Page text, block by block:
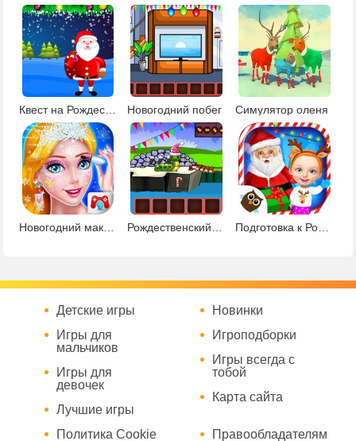
Квест на Рождество: эпизод 1 Новогодний побег Симулятор оленя
Новогодний макияж Рождественский побег гусеницы Подготовка к Рождеству
Детские игры
Игры для
мальчиков
Игры для
девочек
Лучшие игры
Новинки
Игроподборки
Игры всегда с
тобой
Карта сайта
Политика Cookie Правообладателям